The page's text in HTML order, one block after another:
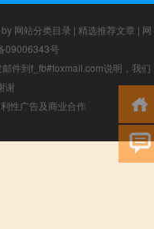
网站分类目录 | 精选推荐文章 | 网
09006343号
件到f_fb#foxmail.com说明，我们
谢
性广告及商业合作